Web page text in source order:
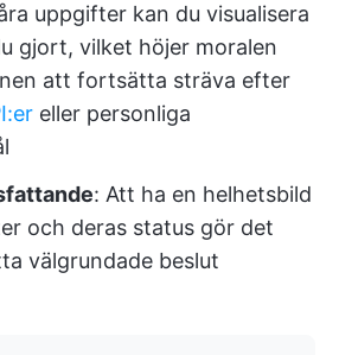
uppgifter kan du visualisera
gjort, vilket höjer moralen
att fortsätta sträva efter
eller personliga
: Att ha en helhetsbild
och deras status gör det
välgrundade beslut